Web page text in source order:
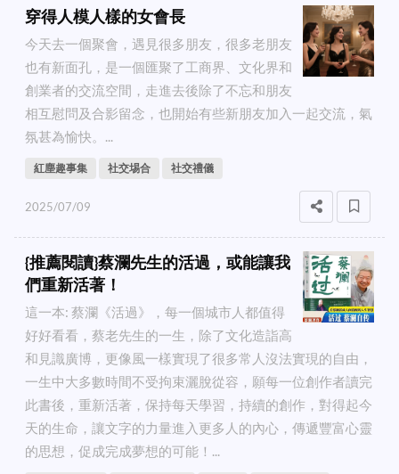
穿得人模人樣的女會長
今天去一個聚會，遇見很多朋友，很多老朋友
也有新面孔，是一個匯聚了工商界、文化界和
創業者的交流空間，走進去後除了不忘和朋友
相互慰問及合影留念，也開始有些新朋友加入一起交流，氣
氛甚為愉快。...
紅塵趣事集 社交埸合 社交禮儀
2025/07/09
{推薦閱讀}蔡瀾先生的活過，或能讓我
們重新活著！
這一本: 蔡瀾《活過》，每一個城市人都值得
好好看看，蔡老先生的一生，除了文化造詣高
和見識廣博，更像風一樣實現了很多常人沒法實現的自由，
一生中大多數時間不受拘束灑脫從容，願每一位創作者讀完
此書後，重新活著，保持每天學習，持續的創作，對得起今
天的生命，讓文字的力量進入更多人的內心，傳遞豐富心靈
的思想，促成完成夢想的可能！...